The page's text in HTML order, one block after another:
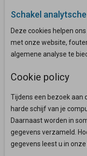
Schakel
Deze cookies helpen
met onze website,
algemene analyse te
Cookie policy
Tijdens een bezoek aan
harde schijf van je
Daarnaast worden in
gegevens verzameld.
gegevens leest u in